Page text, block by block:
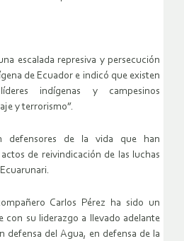
escalada represiva y persecución
de Ecuador e indicó que existen
indígenas y campesinos
y terrorismo”.
defensores de la vida que han
de reivindicación de las luchas
Carlos Pérez ha sido un
con su liderazgo a llevado adelante
defensa del Agua, en defensa de la